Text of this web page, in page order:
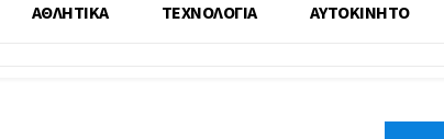
ΑΘΛΗΤΙΚΑ ΤΕΧΝΟΛΟΓΙΑ ΑΥΤΟΚΙΝΗΤΟ